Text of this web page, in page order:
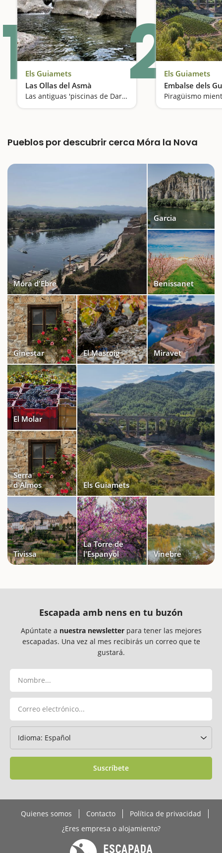
1 Els Guiamets
Las Ollas del Asmà
Las antiguas 'piscinas de Darmós y Els Guiamets2Els Guiamets
Embalse dels
Pueblos por descubrir cerca Móra la Nova
Móra d'Ebre
Garcia
Benissanet
Ginestar El Masroig Miravet
El Molar
Serra
d'Almos
Els Guiamets
Tivissa
La Torre de
l'Espanyol
Vinebre
Escapada amb nens en tu buzón
Apúntate a nuestra newsletterpara tener las mejores
escapadas. Una vez al mes recibirás un correo que te
gustará.
Suscríbete
Quienes somos Contacto
Política de privacidad
¿Eres empresa o alojamiento?